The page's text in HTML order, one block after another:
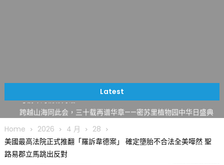
Latest
筝声与琴韵交汇：刘励(Li Statler)与钢琴家Darek演绎一场古筝
跨越山海同此会，三十载再谱华章——密苏里植物园中华日盛典
圆满举行
圣路易龙舟俱乐部5月16日龙舟体验日 邀请各界亲身体验划行乐
趣 + 水上竞速魅力
三十二载跨越时空的相逢
Home 2026 4 月
28
美國最高法院正式推翻「羅訴韋德案」 確定墮胎不合法全美嘩然 聖
路易郡立馬跳出反對